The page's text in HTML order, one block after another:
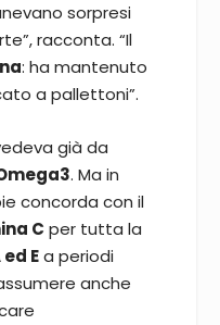
sorpresi
racconta. “Il
: ha mantenuto
a pallettoni”.
già da
. Ma in
concorda con il
C per tutta la
Ea periodi
anche